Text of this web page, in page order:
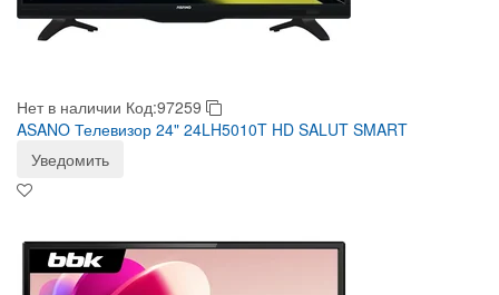
Нет в наличии Код:97259
ASANO Телевизор 24" 24LH5010T HD SALUT SMART
Уведомить